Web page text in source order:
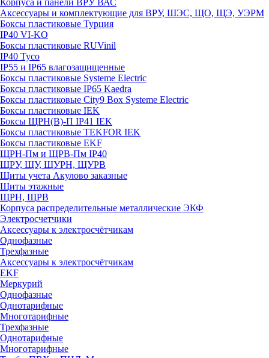
Корпуса и панели ВРУ ВАС
Аксессуары и комплектующие для ВРУ, ШЭС, ЩО, ЩЭ, УЭРМ
Боксы пластиковые Турция
IP40 VI-KO
Боксы пластиковые RUVinil
IP40 Тусо
IP55 и IP65 влагозащищенные
Боксы пластиковые Systeme Electric
Боксы пластиковые IP65 Kaedra
Боксы пластиковые City9 Box Systeme Electric
Боксы пластиковые IEK
Боксы ЩРН(В)-П IP41 IEK
Боксы пластиковые TEKFOR IEK
Боксы пластиковые EKF
ЩРН-Пм и ЩРВ-Пм IP40
ЩРУ, ЩУ, ЩУРН, ЩУРВ
Щиты учета Акулово заказные
Щиты этажные
ЩРН, ЩРВ
Корпуса распределительные металлические ЭКФ
Электросчетчики
Аксессуары к электросчётчикам
Однофазные
Трехфазные
Аксессуары к электросчётчикам
EKF
Меркурий
Однофазные
Однотарифные
Многотарифные
Трехфазные
Однотарифные
Многотарифные